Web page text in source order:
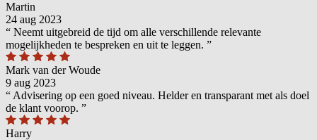
Martin
24 aug 2023
“ Neemt uitgebreid de tijd om alle verschillende relevante
mogelijkheden te bespreken en uit te leggen. ”
Mark van der Woude
9 aug 2023
“ Advisering op een goed niveau. Helder en transparant met als doel
de klant voorop. ”
Harry